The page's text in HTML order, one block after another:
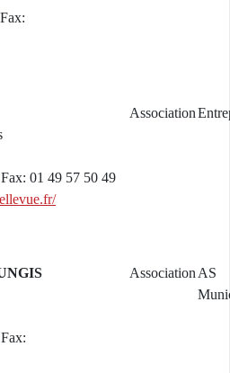
01 49 57 50 49
Association
Association AS